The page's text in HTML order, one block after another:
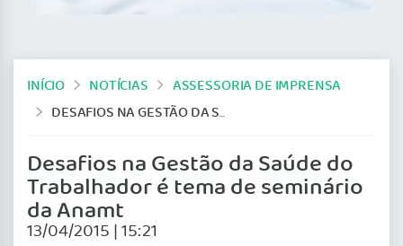
INÍCIO NOTÍCIAS
ASSESSORIA DE IMPRENSA
DESAFIOS NA GESTÃO DA SAÚDE DO TRABALHADOR É TEMA DE SEMINÁRIO DA ANAMT
Desafios na Gestão da Saúde do
Trabalhador é tema de seminário
da Anamt
13/04/2015 | 15:21